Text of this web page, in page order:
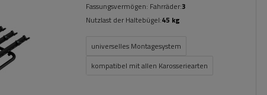
Fassungsvermögen: Fahrräder:3
Nutzlast der Haltebügel:45 kg
universelles Montagesystem
kompatibel mit allen Karosseriearten